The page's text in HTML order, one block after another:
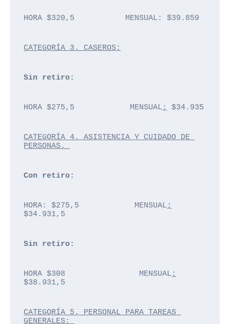
HORA $320,5           MENSUAL: $39.859
CATEGORÍA 3. CASEROS:
Sin retiro:
HORA $275,5            MENSUAL : $34.935
CATEGORÍA 4. ASISTENCIA Y CUIDADO DE
PERSONAS.
Con retiro:
HORA: $275,5            MENSUAL :
$34.931,5
Sin retiro:
HORA $308                MENSUAL :
$38.931,5
CATEGORÍA 5. PERSONAL PARA TAREAS
GENERALES: